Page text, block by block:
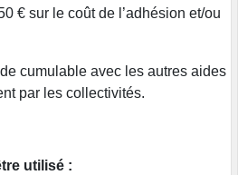
€ sur le coût de l’adhésion et/ou
cumulable avec les autres aides
par les collectivités.
utilisé :